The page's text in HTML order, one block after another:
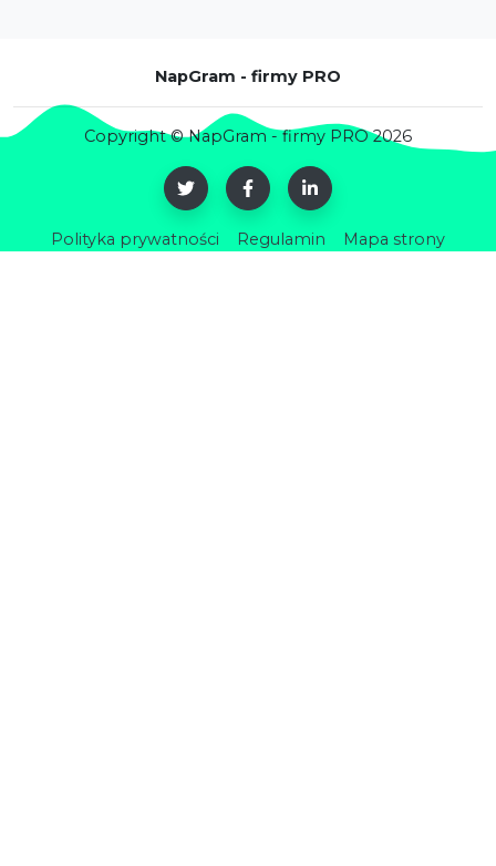
NapGram - firmy PRO
Copyright © NapGram - firmy PRO 2026
Polityka prywatności Regulamin Mapa strony